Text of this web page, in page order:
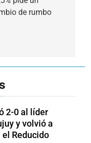
de rumbo
2-0 al líder
y volvió a
Reducido